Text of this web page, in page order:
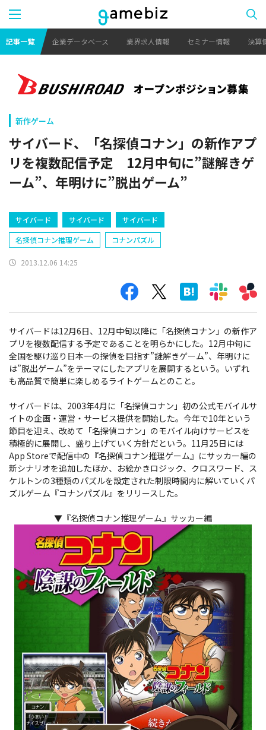
記事一覧 企業データベース 業界求人情報 セミナー情報 決算
新作ゲーム
サイバード、「名探偵コナン」の新作アプ
リを複数配信予定 12月中旬に”謎解きゲ
ーム”、年明けに”脱出ゲーム”
サイバード サイバード
サイバード
名探偵コナン推理ゲーム
コナンパズル
2013.12.06 14:25
サイバードは12月6日、12月中旬以降に「名探偵コナン」の新作ア
プリを複数配信する予定であることを明らかにした。12月中旬に
全国を駆け巡り日本一の探偵を目指す”謎解きゲーム”、年明けに
は”脱出ゲーム”をテーマにしたアプリを展開するという。いずれ
も高品質で簡単に楽しめるライトゲームとのこと。
サイバードは、2003年4月に「名探偵コナン」初の公式モバイルサ
イトの企画・運営・サービス提供を開始した。今年で10年という
節目を迎え、改めて「名探偵コナン」のモバイル向けサービスを
積極的に展開し、盛り上げていく方針だという。11月25日には
App Storeで配信中の『名探偵コナン推理ゲーム』にサッカー編の
新シナリオを追加したほか、お絵かきロジック、クロスワード、ス
ケルトンの3種類のパズルを設定された制限時間内に解いていくパ
ズルゲーム『コナンパズル』をリリースした。
▼『名探偵コナン推理ゲーム』サッカー編